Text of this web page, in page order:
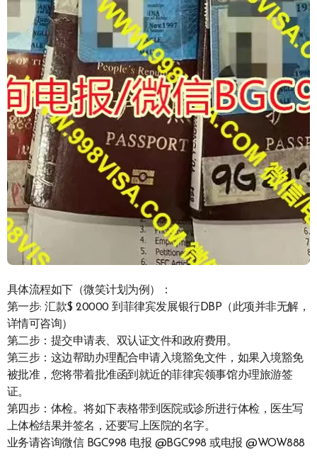
具体流程如下（微笑计划为例）：
第一步: 汇款$ 20000 到菲律宾发展银行DBP（此项并非无解，
详情可咨询）
第二步：提交申请表、双认证文件和政府费用。
第三步：这边帮助办理配合申请入境豁免文件，如果入境豁免
被批准，您将带着批准函到就近的菲律宾领事馆办理旅游签
证。
第四步：体检。将如下表格带到医院或诊所进行体检，医生写
上体检结果并签名，还要写上医院的名字。
业务请咨询微信 BGC998 电报 @BGC998 或电报 @WOW888